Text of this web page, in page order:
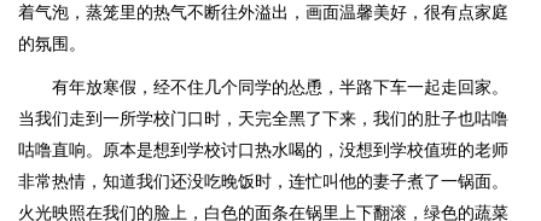
着气泡，蒸笼里的热气不断往外溢出，画面温馨美好，很有点家庭
的氛围。
有年放寒假，经不住几个同学的怂恿，半路下车一起走回家。
当我们走到一所学校门口时，天完全黑了下来，我们的肚子也咕噜
咕噜直响。原本是想到学校讨口热水喝的，没想到学校值班的老师
非常热情，知道我们还没吃晚饭时，连忙叫他的妻子煮了一锅面。
火光映照在我们的脸上，白色的面条在锅里上下翻滚，绿色的蔬菜